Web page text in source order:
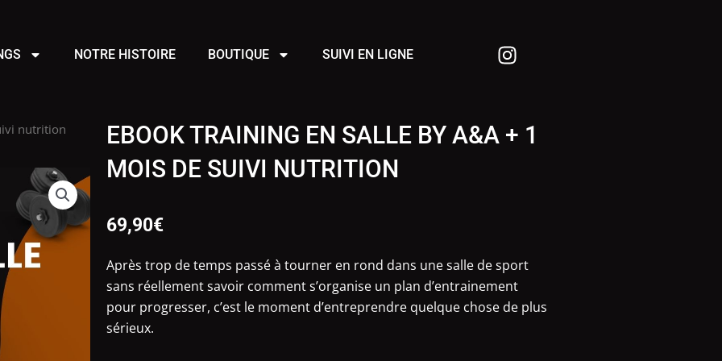
NOTRE HISTOIRE BOUTIQUE SUIVI EN LIGNE Instagram
nutrition
EBOOK TRAINING EN SALLE BY A&A + 1
MOIS DE SUIVI NUTRITION
69,90€
Après trop de temps passé à tourner en rond dans une salle de sport
sans réellement savoir comment s’organise un plan d’entrainement
pour progresser, c’est le moment d’entreprendre quelque chose de plus
sérieux.